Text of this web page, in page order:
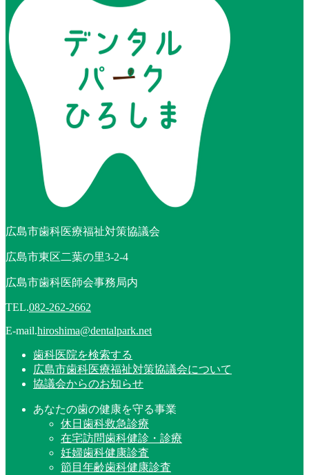
広島市歯科医療福祉対策協議会
広島市東区二葉の里3-2-4
広島市歯科医師会事務局内
TEL.082-262-2662
E-mail.hiroshima@dentalpark.net
歯科医院を検索する
広島市歯科医療福祉対策協議会について
協議会からのお知らせ
あなたの歯の健康を守る事業
休日歯科救急診療
在宅訪問歯科健診・診療
妊婦歯科健康診査
節目年齢歯科健康診査